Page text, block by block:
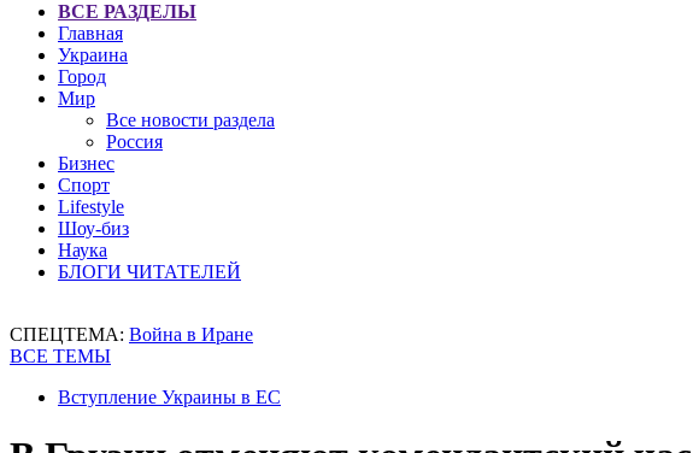
ВСЕ РАЗДЕЛЫ
Главная
Украина
Город
Мир
Все новости раздела
Россия
Бизнес
Спорт
Lifestyle
Шоу-биз
Наука
БЛОГИ ЧИТАТЕЛЕЙ
СПЕЦТЕМА: Война в Иране
ВСЕ ТЕМЫ
Вступление Украины в ЕС